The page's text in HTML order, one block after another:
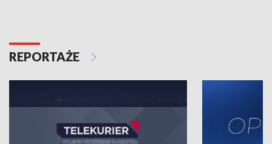
REPORTAŻE